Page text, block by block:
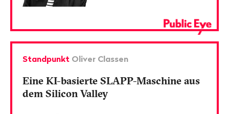
Standpunkt Oliver Classen
Eine KI-basierte SLAPP-Maschine aus
dem Silicon Valley